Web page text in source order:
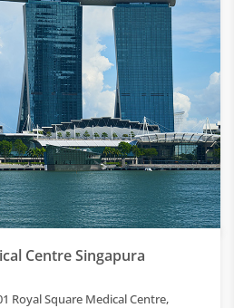
Centre Singapura
Royal Square Medical Centre,